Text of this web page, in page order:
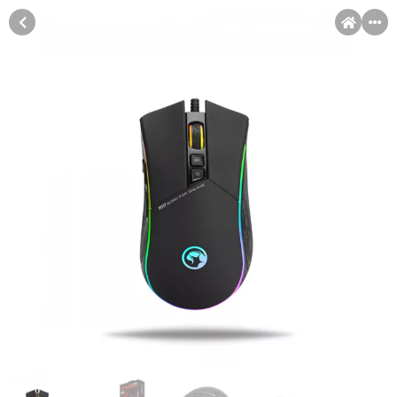
Račun
Pomoć pri kupovini
Kupovina na rate
Kupovina na rate
Sve je lakše kad se podijeli!
Kupovinu na rate možete obaviti ukoliko posjedujete jednu od